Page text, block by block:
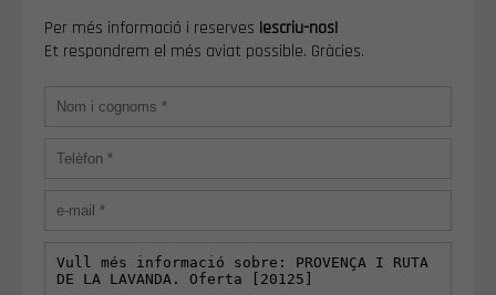
Per més informació i reserves ¡escriu-nos!
Et respondrem el més aviat possible. Gràcies.